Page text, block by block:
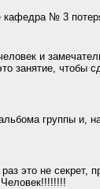
№ 3
и
занятие, чтобы
группы и,
это не секрет,